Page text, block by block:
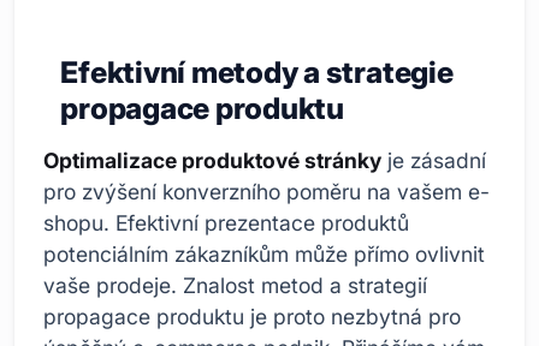
Efektivní metody a strategie
propagace produktu
Optimalizace produktové stránky je zásadní
pro zvýšení konverzního poměru na vašem e-
shopu. Efektivní prezentace produktů
potenciálním zákazníkům může přímo ovlivnit
vaše prodeje. Znalost metod a strategií
propagace produktu je proto nezbytná pro